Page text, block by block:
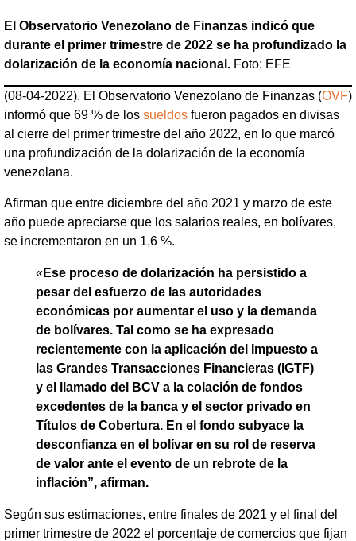
El Observatorio Venezolano de Finanzas indicó que
durante el primer trimestre de 2022 se ha profundizado la
dolarización de la economía nacional. Foto: EFE
(08-04-2022). El Observatorio Venezolano de Finanzas (OVF)
informó que 69 % de los sueldos fueron pagados en divisas
al cierre del primer trimestre del año 2022, en lo que marcó
una profundización de la dolarización de la economía
venezolana.
Afirman que entre diciembre del año 2021 y marzo de este
año puede apreciarse que los salarios reales, en bolívares,
se incrementaron en un 1,6 %.
«Ese proceso de dolarización ha persistido a
pesar del esfuerzo de las autoridades
económicas por aumentar el uso y la demanda
de bolívares. Tal como se ha expresado
recientemente con la aplicación del Impuesto a
las Grandes Transacciones Financieras (IGTF)
y el llamado del BCV a la colación de fondos
excedentes de la banca y el sector privado en
Títulos de Cobertura. En el fondo subyace la
desconfianza en el bolívar en su rol de reserva
de valor ante el evento de un rebrote de la
inflación”, afirman.
Según sus estimaciones, entre finales de 2021 y el final del
primer trimestre de 2022 el porcentaje de comercios que fijan